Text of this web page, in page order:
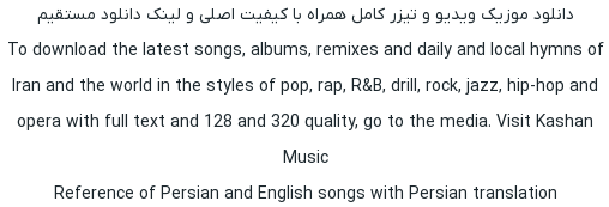
دانلود موزیک ویدیو و تیزر کامل همراه با کیفیت اصلی و لینک دانلود مستقیم
To download the latest songs, albums, remixes and daily and local hymns of
Iran and the world in the styles of pop, rap, R&B, drill, rock, jazz, hip-hop and
opera with full text and 128 and 320 quality, go to the media. Visit Kashan
Music
Reference of Persian and English songs with Persian translation